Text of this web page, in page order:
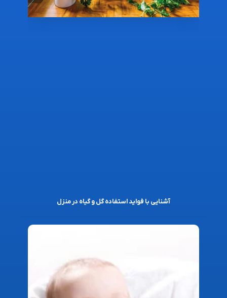
آشنایی با فواید استفاده گل و گیاه در منزل